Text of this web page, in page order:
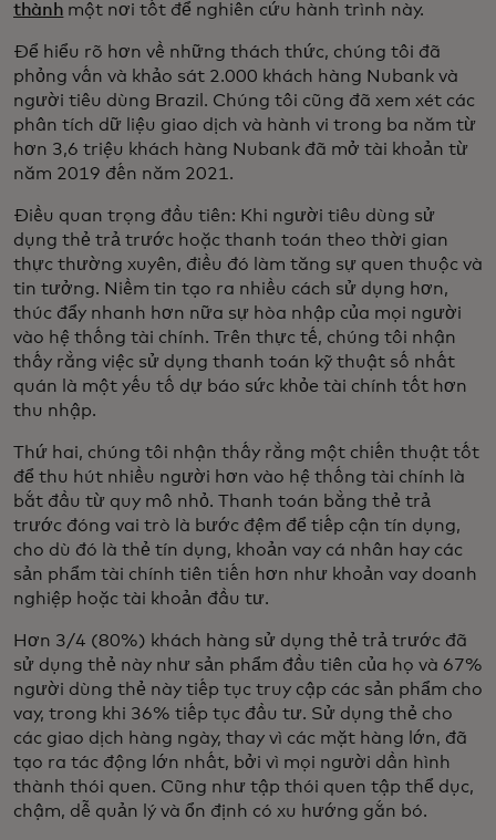
thành một nơi tốt để nghiên cứu hành trình này.
Để hiểu rõ hơn về những thách thức, chúng tôi đã
phỏng vấn và khảo sát 2.000 khách hàng Nubank và
người tiêu dùng Brazil. Chúng tôi cũng đã xem xét các
phân tích dữ liệu giao dịch và hành vi trong ba năm từ
hơn 3,6 triệu khách hàng Nubank đã mở tài khoản từ
năm 2019 đến năm 2021.
Điều quan trọng đầu tiên: Khi người tiêu dùng sử
dụng thẻ trả trước hoặc thanh toán theo thời gian
thực thường xuyên, điều đó làm tăng sự quen thuộc và
tin tưởng. Niềm tin tạo ra nhiều cách sử dụng hơn,
thúc đẩy nhanh hơn nữa sự hòa nhập của mọi người
vào hệ thống tài chính. Trên thực tế, chúng tôi nhận
thấy rằng việc sử dụng thanh toán kỹ thuật số nhất
quán là một yếu tố dự báo sức khỏe tài chính tốt hơn
thu nhập.
Thứ hai, chúng tôi nhận thấy rằng một chiến thuật tốt
để thu hút nhiều người hơn vào hệ thống tài chính là
bắt đầu từ quy mô nhỏ. Thanh toán bằng thẻ trả
trước đóng vai trò là bước đệm để tiếp cận tín dụng,
cho dù đó là thẻ tín dụng, khoản vay cá nhân hay các
sản phẩm tài chính tiên tiến hơn như khoản vay doanh
nghiệp hoặc tài khoản đầu tư.
Hơn 3/4 (80%) khách hàng sử dụng thẻ trả trước đã
sử dụng thẻ này như sản phẩm đầu tiên của họ và 67%
người dùng thẻ này tiếp tục truy cập các sản phẩm cho
vay, trong khi 36% tiếp tục đầu tư. Sử dụng thẻ cho
các giao dịch hàng ngày, thay vì các mặt hàng lớn, đã
tạo ra tác động lớn nhất, bởi vì mọi người dần hình
thành thói quen. Cũng như tập thói quen tập thể dục,
chậm, dễ quản lý và ổn định có xu hướng gắn bó.